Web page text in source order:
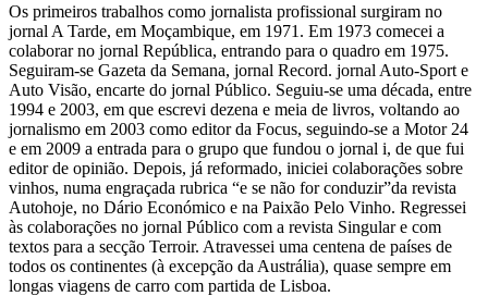
Os primeiros trabalhos como jornalista profissional surgiram no
jornal A Tarde, em Moçambique, em 1971. Em 1973 comecei a
colaborar no jornal República, entrando para o quadro em 1975.
Seguiram-se Gazeta da Semana, jornal Record. jornal Auto-Sport e
Auto Visão, encarte do jornal Público. Seguiu-se uma década, entre
1994 e 2003, em que escrevi dezena e meia de livros, voltando ao
jornalismo em 2003 como editor da Focus, seguindo-se a Motor 24
e em 2009 a entrada para o grupo que fundou o jornal i, de que fui
editor de opinião. Depois, já reformado, iniciei colaborações sobre
vinhos, numa engraçada rubrica “e se não for conduzir”da revista
Autohoje, no Dário Económico e na Paixão Pelo Vinho. Regressei
às colaborações no jornal Público com a revista Singular e com
textos para a secção Terroir. Atravessei uma centena de países de
todos os continentes (à excepção da Austrália), quase sempre em
longas viagens de carro com partida de Lisboa.